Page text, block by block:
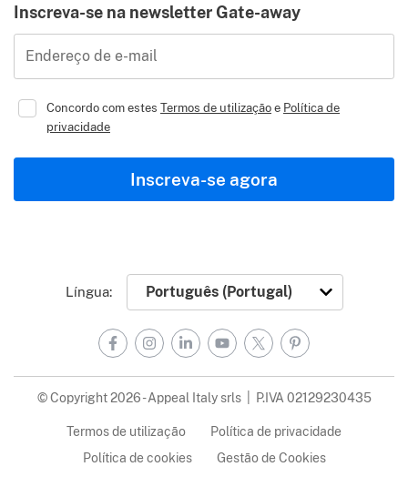
Inscreva-se na newsletter Gate-away
Endereço de e-mail
Concordo com estes Termos de utilizaçãoe Política de
privacidade
Inscreva-se agora
Língua:
FacebookInstagram
LinkedInYouTube
X Pinterest
© Copyright 2026 - Appeal Italy srls | P.IVA 02129230435
Termos de utilização
Política de privacidade
Política de cookies
Gestão de Cookies